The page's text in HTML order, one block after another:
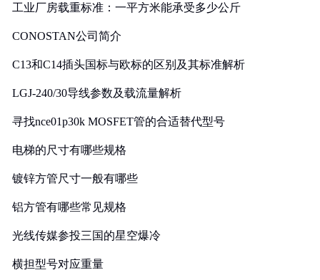
工业厂房载重标准：一平方米能承受多少公斤
CONOSTAN公司简介
C13和C14插头国标与欧标的区别及其标准解析
LGJ-240/30导线参数及载流量解析
寻找nce01p30k MOSFET管的合适替代型号
电梯的尺寸有哪些规格
镀锌方管尺寸一般有哪些
铝方管有哪些常见规格
光线传媒参投三国的星空爆冷
横担型号对应重量